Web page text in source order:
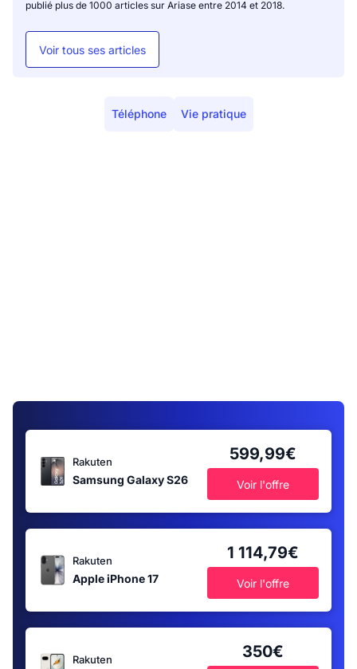
publié plus de 1000 articles sur Ariase entre 2014 et 2018.
Voir tous ses articles
Téléphone Vie pratique
Rakuten
Samsung Galaxy S26
599,99€
Voir l'offre
Rakuten
Apple iPhone 17
1 114,79€
Voir l'offre
Rakuten 350€